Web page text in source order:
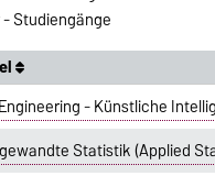
Studiengänge
- Künstliche
Statistik (Applied